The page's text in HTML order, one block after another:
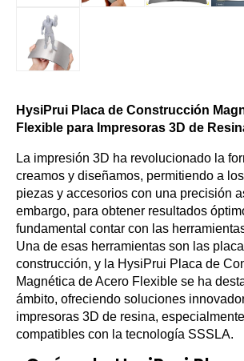
HysiPrui Placa de Construcción
Flexible para Impresoras 3D de
La impresión 3D ha revolucionado la
creamos y diseñamos, permitiendo a
piezas y accesorios con una precisión
embargo, para obtener resultados
fundamental contar con las
Una de esas herramientas son las
construcción, y la HysiPrui Placa de
Magnética de Acero Flexible se ha
ámbito, ofreciendo soluciones
impresoras 3D de resina,
compatibles con la tecnología SSSLA.